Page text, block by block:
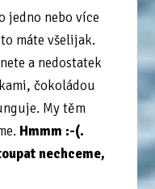
jedno nebo více
máte všelijak.
a nedostatek
čokoládou
My těm
Hmmm :-(.
nechceme,